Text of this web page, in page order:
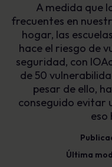
A medida que
frecuentes en
hogar, las
hace el riesgo de
seguridad, con
de 50
pesar de ello,
conseguido evitar
eso
Última